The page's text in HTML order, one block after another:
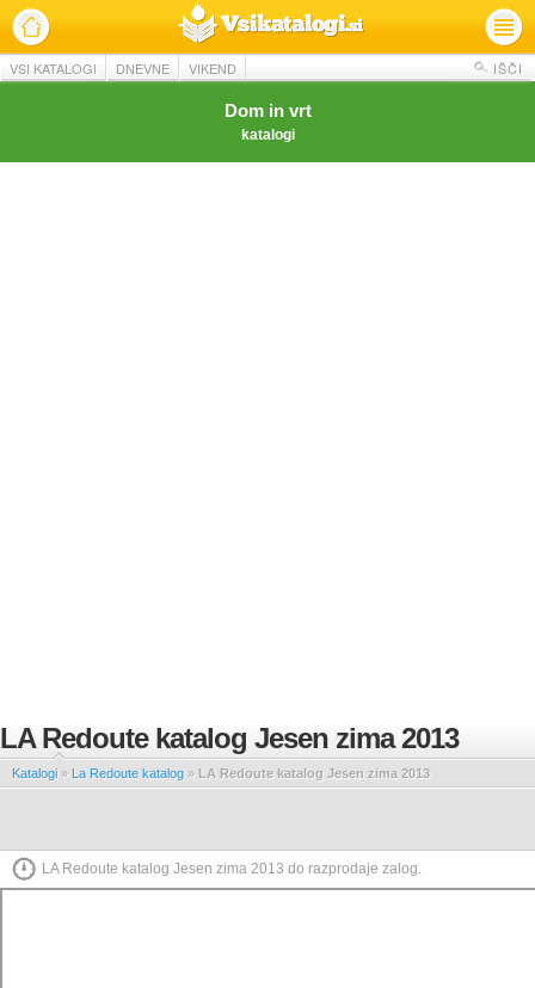
VSI KATALOGI DNEVNE VIKEND IŠČI
Dom in vrt
katalogi
LA Redoute katalog Jesen zima 2013
Katalogi » La Redoute katalog » LA Redoute katalog Jesen zima 2013
LA Redoute katalog Jesen zima 2013 do razprodaje zalog.